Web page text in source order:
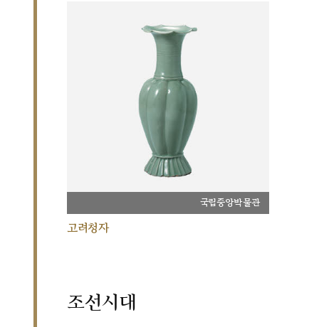
국립중앙박물관
고려청자
조선시대